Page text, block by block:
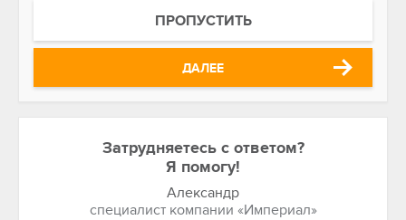
ПРОПУСТИТЬ
ДАЛЕЕ
Затрудняетесь с ответом?
Я помогу!
Александр
специалист компании «Империал»